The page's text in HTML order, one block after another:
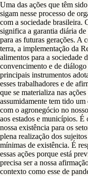
Uma das ações que têm
sigam nesse processo de
com a sociedade brasileira.
significa a garantia diária de
para as futuras gerações. A
terra, a implementação da
alimentos para a sociedade
convencimento e de
principais instrumentos
esses trabalhadores e de
que se materializa nas
assumidamente tem tido
com o agronegócio no
aos estados e municípios. É
nossa existência para os
plena realização dos
mínimas de existência. É
essas ações porque está
precisa ser a nossa
contexto como esse de